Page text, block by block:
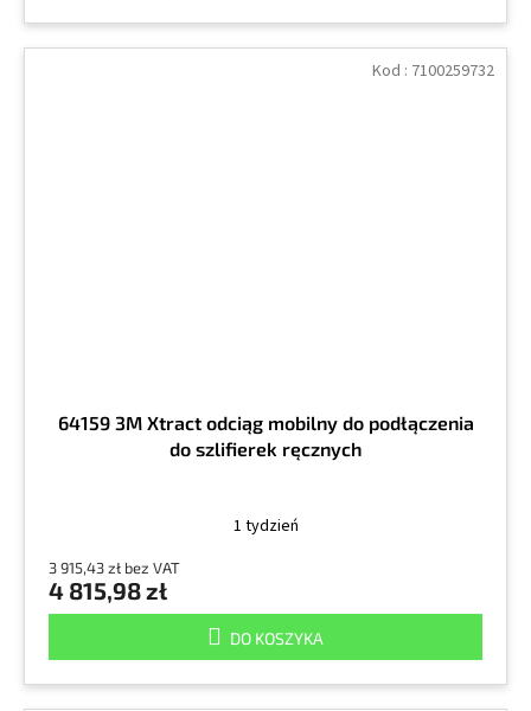
64159 3M Xtract odciąg mobilny do podłączenia
do szlifierek ręcznych
1 tydzień
3 915,43 zł bez VAT
4 815,98 zł
DO KOSZYKA
Kod : 7100259732